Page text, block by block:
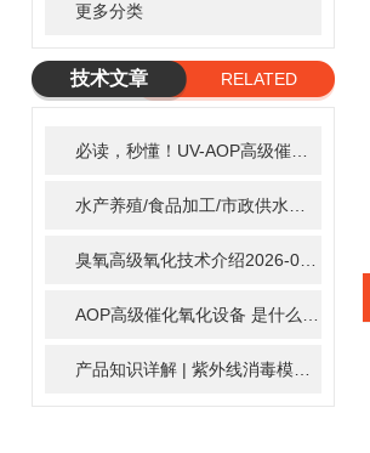
更多分类
技术文章
RELATED
臭氧高级氧化技术介绍2026-02-27